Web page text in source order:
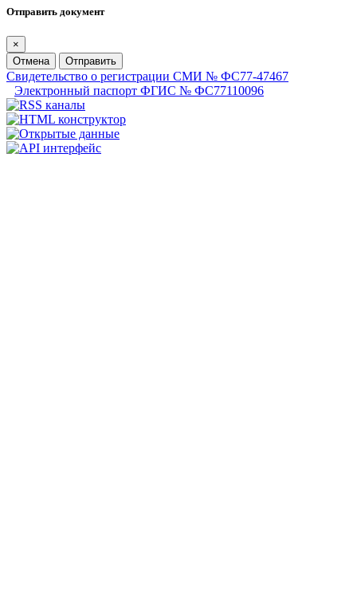
Отправить документ
×
Отмена
Отправить
Свидетельство о регистрации СМИ № ФС77-47467
Электронный паспорт ФГИС № ФС77110096